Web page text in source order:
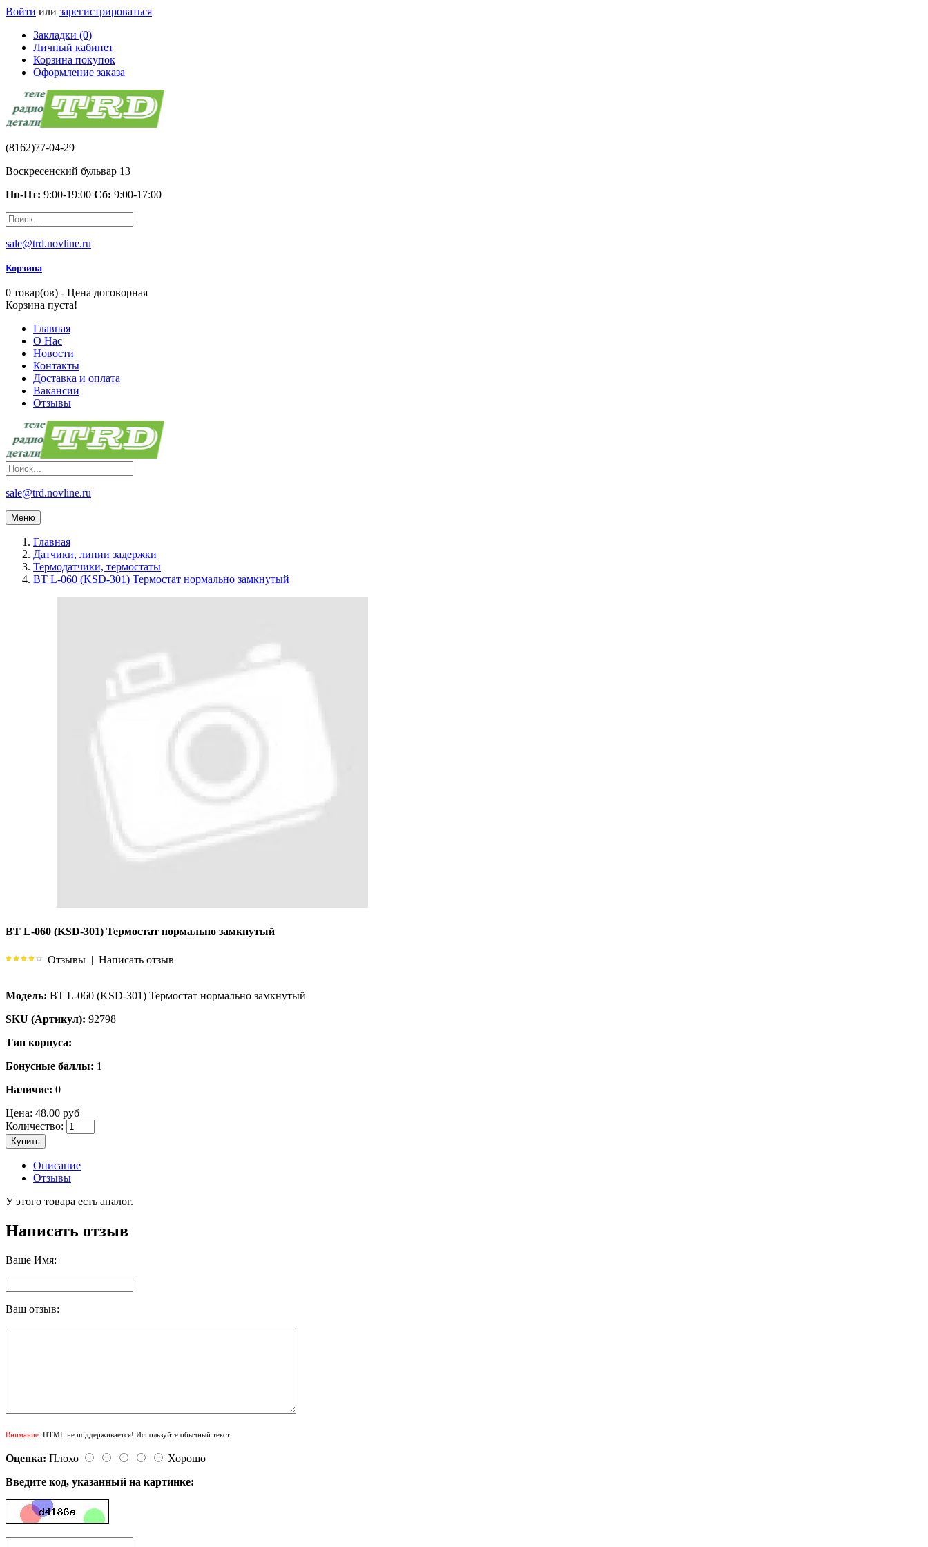
Войти или зарегистрироваться
Закладки (0)
Личный кабинет
Корзина покупок
Оформление заказа
(8162)77-04-29
Воскресенский бульвар 13
Пн-Пт: 9:00-19:00 Сб: 9:00-17:00
sale@trd.novline.ru
Корзина
0 товар(ов) - Цена договорная
Корзина пуста!
Главная
О Нас
Новости
Контакты
Доставка и оплата
Вакансии
Отзывы
sale@trd.novline.ru
Меню
Главная
Датчики, линии задержки
Термодатчики, термостаты
BT L-060 (KSD-301) Термостат нормально замкнутый
BT L-060 (KSD-301) Термостат нормально замкнутый
Отзывы | Написать отзыв
Модель: BT L-060 (KSD-301) Термостат нормально замкнутый
SKU (Артикул): 92798
Тип корпуса:
Бонусные баллы: 1
Наличие: 0
Цена: 48.00 руб
Количество:
Купить
Описание
Отзывы
У этого товара есть аналог.
Написать отзыв
Ваше Имя:
Ваш отзыв:
Внимание: HTML не поддерживается! Используйте обычный текст.
Оценка: Плохо
Хорошо
Введите код, указанный на картинке: